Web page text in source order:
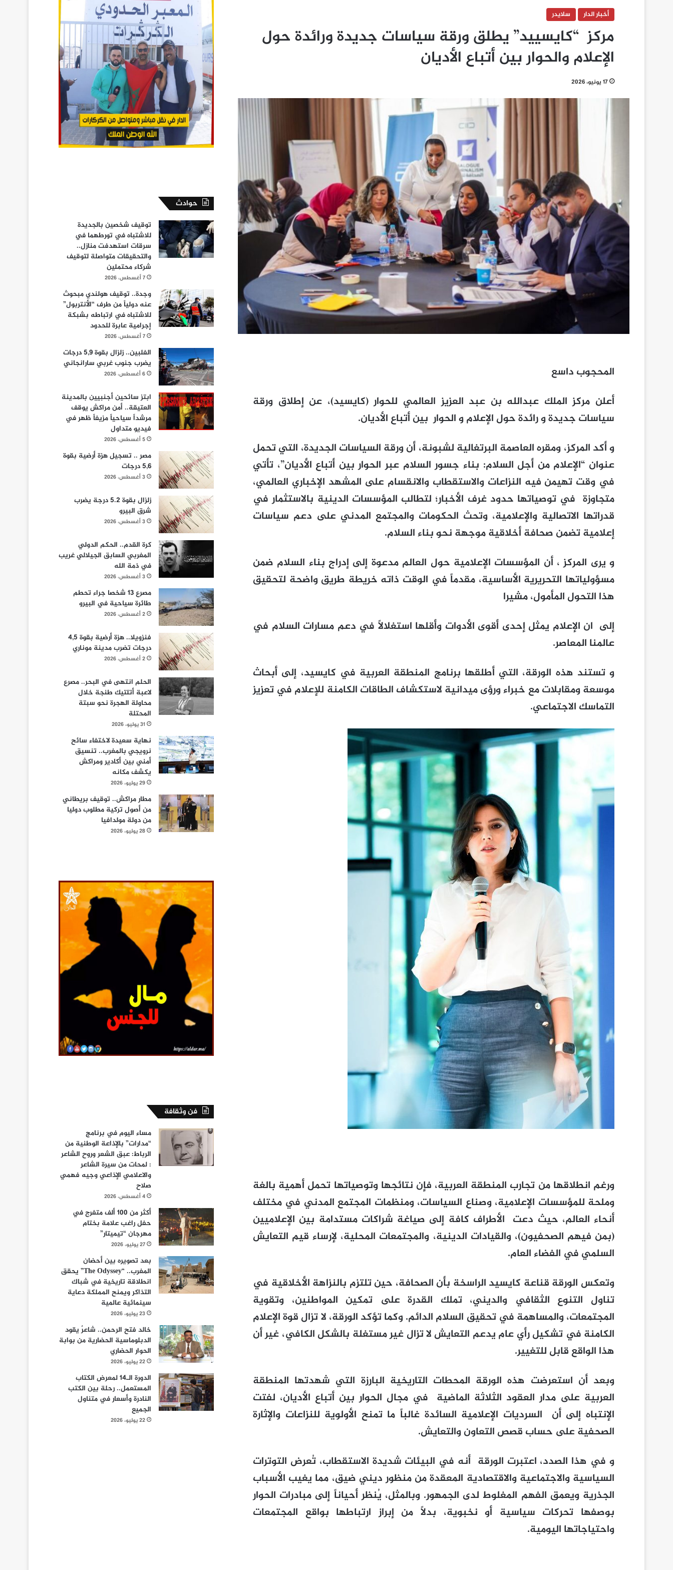
أخبار الدار
سلايدر
مركز “كايسييد” يطلق ورقة سياسات جديدة ورائدة حول
الإعلام والحوار بين أتباع الأديان
17 يونيو، 2026
المحجوب داسع
أعلن مركز الملك عبدالله بن عبد العزيز العالمي للحوار (كايسيد)، عن إطلاق ورقة
سياسات جديدة و رائدة حول الإعلام و الحوار بين أتباع الأديان.
و أكد المركز، ومقره العاصمة البرتغالية لشبونة، أن ورقة السياسات الجديدة، التي تحمل
عنوان “الإعلام من أجل السلام: بناء جسور السلام عبر الحوار بين أتباع الأديان”، تأتي
في وقت تهيمن فيه النزاعات والاستقطاب والانقسام على المشهد الإخباري العالمي،
متجاوزة في توصياتها حدود غرف الأخبار؛ لتطالب المؤسسات الدينية بالاستثمار في
قدراتها الاتصالية والإعلامية، وتحث الحكومات والمجتمع المدني على دعم سياسات
إعلامية تضمن صحافة أخلاقية موجهة نحو بناء السلام.
و يرى المركز ، أن المؤسسات الإعلامية حول العالم مدعوة إلى إدراج بناء السلام ضمن
مسؤولياتها التحريرية الأساسية، مقدماً في الوقت ذاته خريطة طريق واضحة لتحقيق
هذا التحول المأمول، مشيرا
إلى ان الإعلام يمثل إحدى أقوى الأدوات وأقلها استغلالاً في دعم مسارات السلام في
عالمنا المعاصر.
و تستند هذه الورقة، التي أطلقها برنامج المنطقة العربية في كايسيد، إلى أبحاث
موسعة ومقابلات مع خبراء ورؤى ميدانية لاستكشاف الطاقات الكامنة للإعلام في تعزيز
التماسك الاجتماعي.
ورغم انطلاقها من تجارب المنطقة العربية، فإن نتائجها وتوصياتها تحمل أهمية بالغة
وملحة للمؤسسات الإعلامية، وصناع السياسات، ومنظمات المجتمع المدني في مختلف
أنحاء العالم، حيث دعت الأطراف كافة إلى صياغة شراكات مستدامة بين الإعلاميين
(بمن فيهم الصحفيون)، والقيادات الدينية، والمجتمعات المحلية، لإرساء قيم التعايش
السلمي في الفضاء العام.
وتعكس الورقة قناعة كايسيد الراسخة بأن الصحافة، حين تلتزم بالنزاهة الأخلاقية في
تناول التنوع الثقافي والديني، تملك القدرة على تمكين المواطنين، وتقوية
المجتمعات، والمساهمة في تحقيق السلام الدائم. وكما تؤكد الورقة، لا تزال قوة الإعلام
الكامنة في تشكيل رأي عام يدعم التعايش لا تزال غير مستغلة بالشكل الكافي، غير أن
هذا الواقع قابل للتغيير.
وبعد أن استعرضت هذه الورقة المحطات التاريخية البارزة التي شهدتها المنطقة
العربية على مدار العقود الثلاثة الماضية في مجال الحوار بين أتباع الأديان، لفتت
الإنتباه إلى أن السرديات الإعلامية السائدة غالباً ما تمنح الأولوية للنزاعات والإثارة
الصحفية على حساب قصص التعاون والتعايش.
و في هذا الصدد، اعتبرت الورقة أنه في البيئات شديدة الاستقطاب، تُعرض التوترات
السياسية والاجتماعية والاقتصادية المعقدة من منظور ديني ضيق، مما يغيب الأسباب
الجذرية ويعمق الفهم المغلوط لدى الجمهور. وبالمثل، يُنظر أحياناً إلى مبادرات الحوار
بوصفها تحركات سياسية أو نخبوية، بدلاً من إبراز ارتباطها بواقع المجتمعات
واحتياجاتها اليومية.
حوادث
توقيف شخصين بالجديدة
للاشتباه في تورطهما في
سرقات استهدفت منازل..
والتحقيقات متواصلة لتوقيف
شركاء محتملين
7 أغسطس، 2026
وجدة.. توقيف هولندي مبحوث
عنه دولياً من طرف “الأنتربول”
للاشتباه في ارتباطه بشبكة
إجرامية عابرة للحدود
7 أغسطس، 2026
الفلبين.. زلزال بقوة 5,9 درجات
يضرب جنوب غربي سارانجاني
6 أغسطس، 2026
ابتز سائحين أجنبيين بالمدينة
العتيقة.. أمن مراكش يوقف
مرشداً سياحياً مزيفاً ظهر في
فيديو متداول
5 أغسطس، 2026
مصر .. تسجيل هزة أرضية بقوة
5,6 درجات
3 أغسطس، 2026
زلزال بقوة 5.2 درجة يضرب
شرق البيرو
3 أغسطس، 2026
كرة القدم.. الحكم الدولي
المغربي السابق الجيلالي غريب
في ذمة الله
3 أغسطس، 2026
مصرع 13 شخصا جراء تحطم
طائرة سياحية في البيرو
2 أغسطس، 2026
فنزويلا.. هزة أرضية بقوة 4,5
درجات تضرب مدينة موناري
2 أغسطس، 2026
الحلم انتهى في البحر.. مصرع
لاعبة أتلتيك طنجة خلال
محاولة الهجرة نحو سبتة
المحتلة
31 يوليو، 2026
نهاية سعيدة لاختفاء سائح
نرويجي بالمغرب.. تنسيق
أمني بين أكادير ومراكش
يكشف مكانه
29 يوليو، 2026
مطار مراكش.. توقيف بريطاني
من أصول تركية مطلوب دوليا
من دولة مولدافيا
28 يوليو، 2026
فن وثقافة
مساء اليوم في برنامج
“مدارات” بالإذاعة الوطنية من
الرباط: عبق الشعر وروح الشاعر
: لمحات من سيرة الشاعر
والاعلامي الإذاعي وجيه فهمي
صلاح
4 أغسطس، 2026
أكثر من 100 ألف متفرج في
حفل راغب علامة بختام
مهرجان “تيميتار”
27 يوليو، 2026
بعد تصويره بين أحضان
المغرب.. “The Odyssey” يحقق
انطلاقة تاريخية في شباك
التذاكر ويمنح المملكة دعاية
سينمائية عالمية
23 يوليو، 2026
خالد فتح الرحمن.. شاعرٌ يقود
الدبلوماسية الحضارية من بوابة
الحوار الحضاري
22 يوليو، 2026
الدورة الـ14 لمعرض الكتاب
المستعمل.. رحلة بين الكتب
النادرة وأسعار في متناول
الجميع
22 يوليو، 2026